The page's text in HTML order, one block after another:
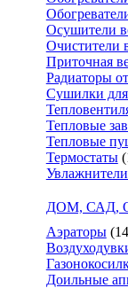
Осушители
Очистители
Приточная
Радиаторы
Сушилки
Тепловые
Тепловые
Термостаты
ДОМ, САД,
Аэраторы
Доильные